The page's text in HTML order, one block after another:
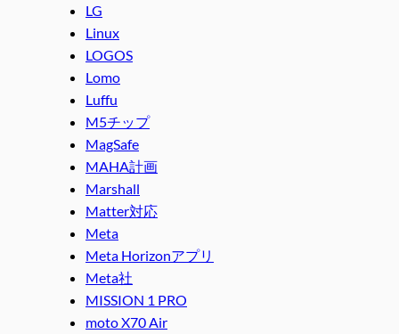
LG
Linux
LOGOS
Lomo
Luffu
M5チップ
MagSafe
MAHA計画
Marshall
Matter対応
Meta
Meta Horizonアプリ
Meta社
MISSION 1 PRO
moto X70 Air